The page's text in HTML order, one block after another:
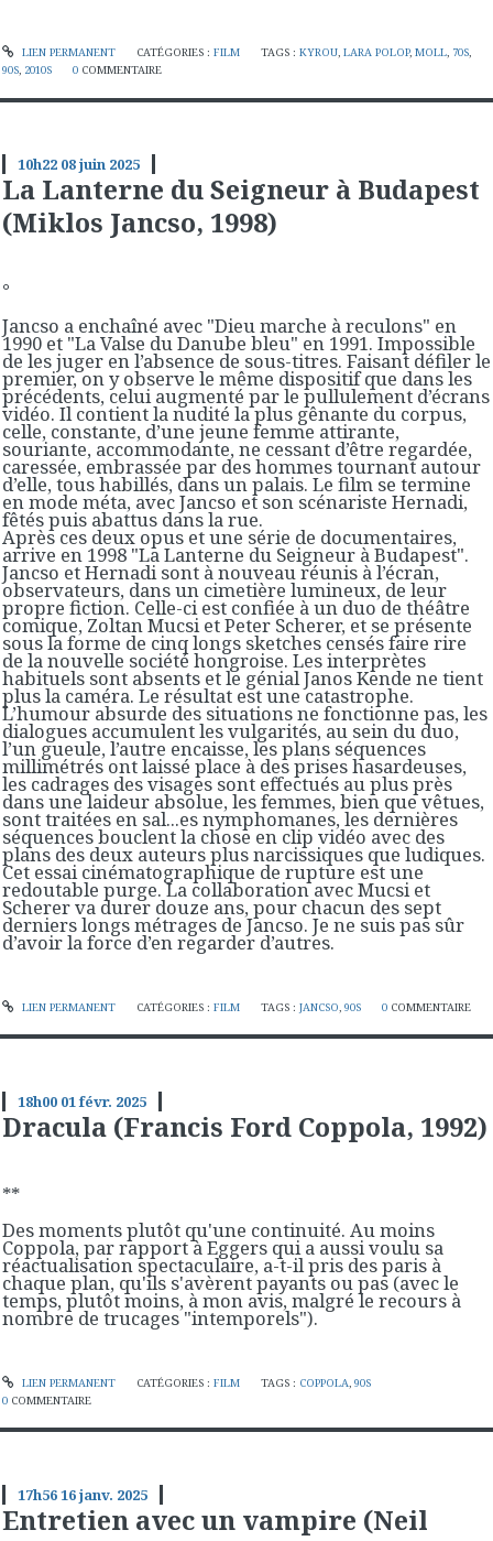
LIEN PERMANENT CATÉGORIES : FILM TAGS :KYROU,LARA POLOP,MOLL, 70S,
90S, 2010S 0 COMMENTAIRE
10h22 08juin 2025
La Lanterne du Seigneur à Budapest
(Miklos Jancso, 1998)
°
Jancso a enchaîné avec "Dieu marche à reculons" en
1990 et "La Valse du Danube bleu" en 1991. Impossible
de les juger en l’absence de sous-titres. Faisant défiler le
premier, on y observe le même dispositif que dans les
précédents, celui augmenté par le pullulement d’écrans
vidéo. Il contient la nudité la plus gênante du corpus,
celle, constante, d’une jeune femme attirante,
souriante, accommodante, ne cessant d’être regardée,
caressée, embrassée par des hommes tournant autour
d’elle, tous habillés, dans un palais. Le film se termine
en mode méta, avec Jancso et son scénariste Hernadi,
fêtés puis abattus dans la rue.
Après ces deux opus et une série de documentaires,
arrive en 1998 "La Lanterne du Seigneur à Budapest".
Jancso et Hernadi sont à nouveau réunis à l’écran,
observateurs, dans un cimetière lumineux, de leur
propre fiction. Celle-ci est confiée à un duo de théâtre
comique, Zoltan Mucsi et Peter Scherer, et se présente
sous la forme de cinq longs sketches censés faire rire
de la nouvelle société hongroise. Les interprètes
habituels sont absents et le génial Janos Kende ne tient
plus la caméra. Le résultat est une catastrophe.
L’humour absurde des situations ne fonctionne pas, les
dialogues accumulent les vulgarités, au sein du duo,
l’un gueule, l’autre encaisse, les plans séquences
millimétrés ont laissé place à des prises hasardeuses,
les cadrages des visages sont effectués au plus près
dans une laideur absolue, les femmes, bien que vêtues,
sont traitées en sal...es nymphomanes, les dernières
séquences bouclent la chose en clip vidéo avec des
plans des deux auteurs plus narcissiques que ludiques.
Cet essai cinématographique de rupture est une
redoutable purge. La collaboration avec Mucsi et
Scherer va durer douze ans, pour chacun des sept
derniers longs métrages de Jancso. Je ne suis pas sûr
d’avoir la force d’en regarder d’autres.
LIEN PERMANENT CATÉGORIES : FILM TAGS :JANCSO,90S 0 COMMENTAIRE
18h00 01févr. 2025
Dracula (Francis Ford Coppola, 1992)
**
Des moments plutôt qu'une continuité. Au moins
Coppola, par rapport à Eggers qui a aussi voulu sa
réactualisation spectaculaire, a-t-il pris des paris à
chaque plan, qu'ils s'avèrent payants ou pas (avec le
temps, plutôt moins, à mon avis, malgré le recours à
nombre de trucages "intemporels").
LIEN PERMANENT CATÉGORIES : FILM TAGS : COPPOLA,90S
0 COMMENTAIRE
17h5616janv. 2025
Entretien avec un vampire (Neil